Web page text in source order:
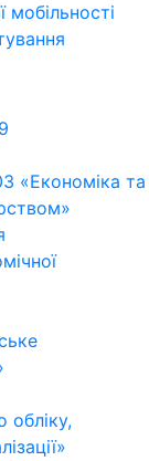
мобільності
«Економіка та
обліку,